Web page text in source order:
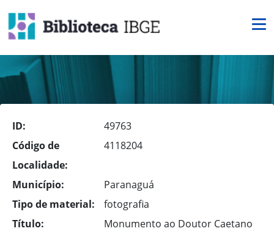
ID:
49763
Código de
Localidade:
4118204
Município:
Paranaguá
Tipo de material:
fotografia
Título:
Monumento ao Doutor Caetano